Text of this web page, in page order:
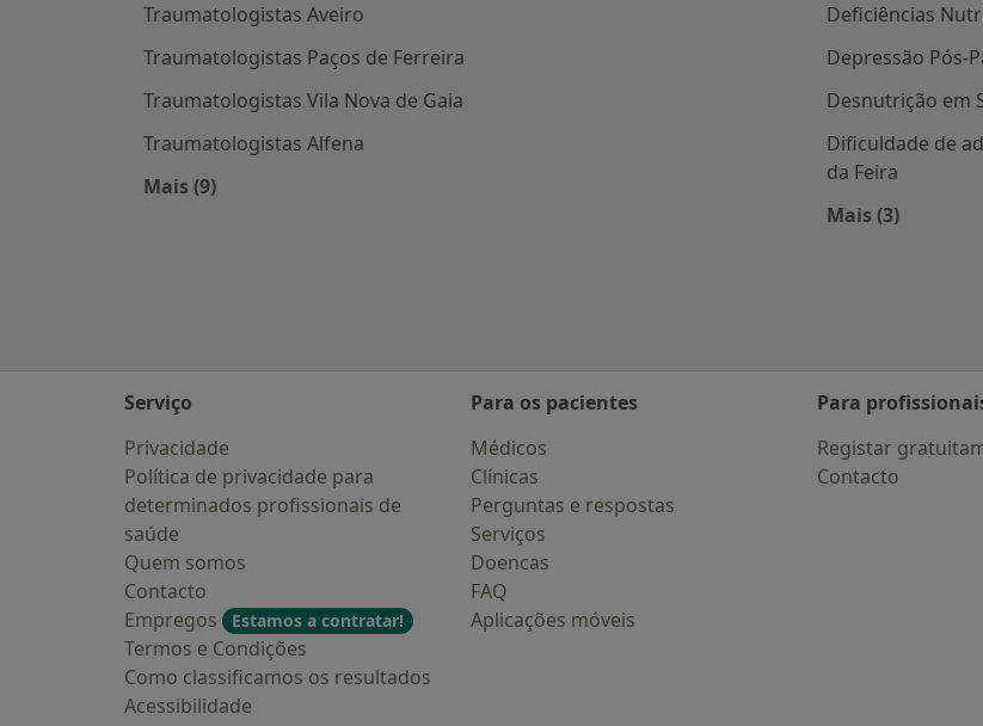
Traumatologistas Aveiro
Traumatologistas Paços de Ferreira
Traumatologistas Vila Nova de Gaia
Traumatologistas Alfena
Mais (9)
Deficiências
Depressão Pós-
Desnutrição em
Dificuldade de
da Feira
Mais (3)
Serviço
Privacidade
Política de privacidade para
determinados profissionais de
saúde
Quem somos
Contacto
Empregos
Estamos a contratar!
Termos e Condições
Como classificamos os resultados
Acessibilidade
Para os pacientes
Médicos
Clínicas
Perguntas e respostas
Serviços
Doencas
FAQ
Aplicações móveis
Para
Registar
Contacto